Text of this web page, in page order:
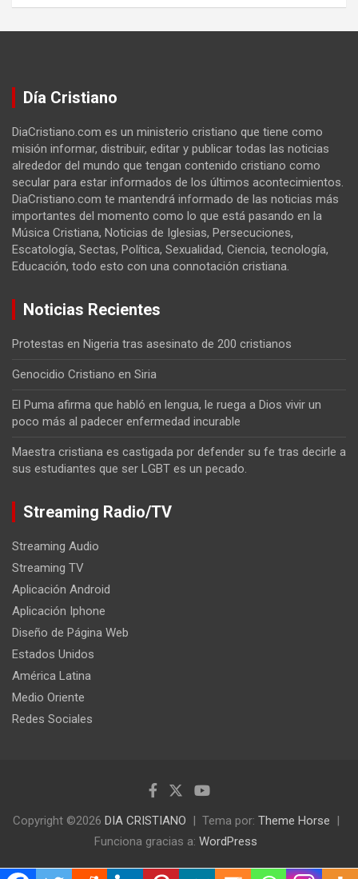
Día Cristiano
DiaCristiano.com es un ministerio cristiano que tiene como
misión informar, distribuir, editar y publicar todas las noticias
alrededor del mundo que tengan contenido cristiano como
secular para estar informados de los últimos acontecimientos.
DiaCristiano.com te mantendrá informado de las noticias más
importantes del momento como lo que está pasando en la
Música Cristiana, Noticias de Iglesias, Persecuciones,
Escatología, Sectas, Política, Sexualidad, Ciencia, tecnología,
Educación, todo esto con una connotación cristiana.
Noticias Recientes
Protestas en Nigeria tras asesinato de 200 cristianos
Genocidio Cristiano en Siria
El Puma afirma que habló en lengua, le ruega a Dios vivir un
poco más al padecer enfermedad incurable
Maestra cristiana es castigada por defender su fe tras decirle a
sus estudiantes que ser LGBT es un pecado.
Streaming Radio/TV
Streaming Audio
Streaming TV
Aplicación Android
Aplicación Iphone
Diseño de Página Web
Estados Unidos
América Latina
Medio Oriente
Redes Sociales
Copyright ©2026 DIA CRISTIANO Tema por: Theme Horse
Funciona gracias a: WordPress